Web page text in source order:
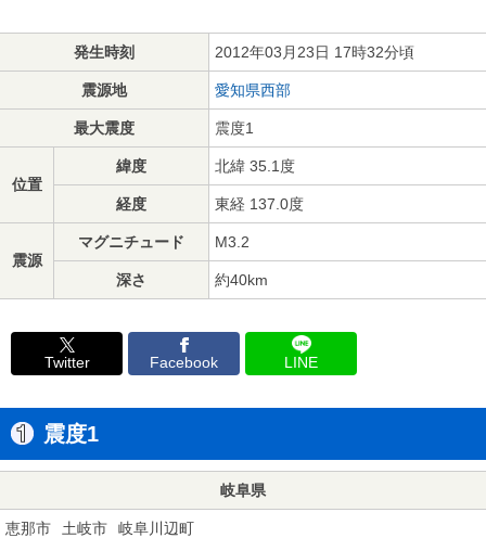
発生時刻 2012年03月23日 17時32分頃
震源地 愛知県西部
最大震度 震度1
位置
緯度 北緯 35.1度
経度 東経 137.0度
震源
マグニチュード M3.2
深さ 約40km
Twitter Facebook LINE
震度1
岐阜県
恵那市 土岐市 岐阜川辺町